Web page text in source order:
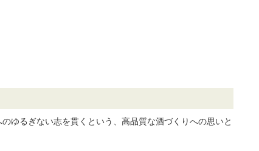
ゆるぎない志を貫くという、高品質な酒づくりへの思いと